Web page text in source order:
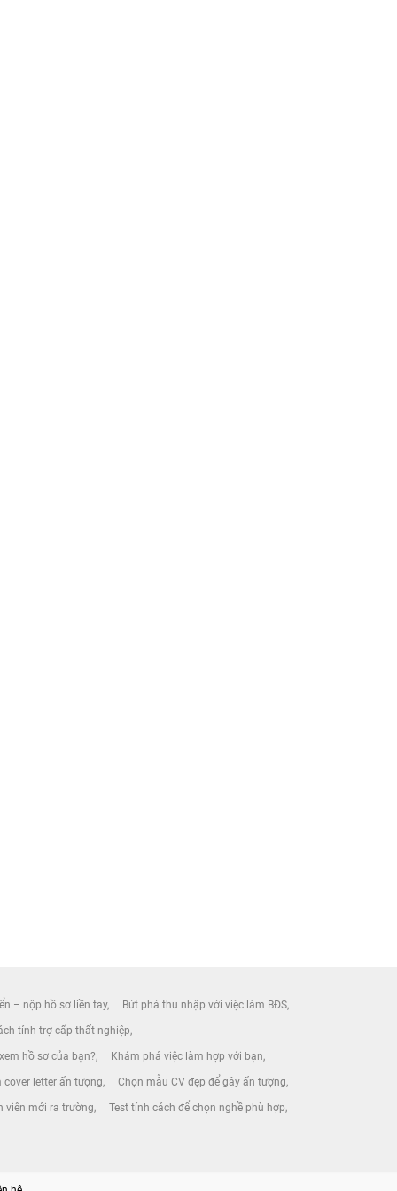
– nộp hồ sơ liền tay Bứt phá thu nhập với việc làm BĐS
tính trợ cấp thất nghiệp
hồ sơ của bạn? Khám phá việc làm hợp với bạn
cover letter ấn tượng Chọn mẫu CV đẹp để gây ấn tượng
viên mới ra trường Test tính cách để chọn nghề phù hợp